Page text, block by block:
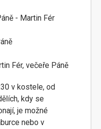
- Martin Fér
Fér, večeře Páně
v kostele, od
kdy se
je možné
nebo v